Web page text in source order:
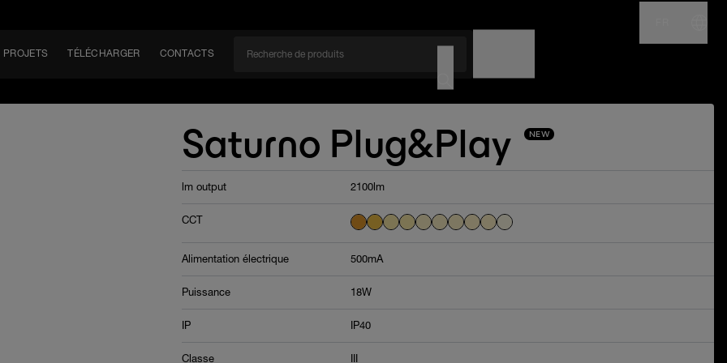
PROJETS TÉLÉCHARGER CONTACTS
NOM
Saturno Plug&Play NEW
lm output 2100lm
CCT
Alimentation électrique 500mA
Puissance 18W
IP IP40
Classe